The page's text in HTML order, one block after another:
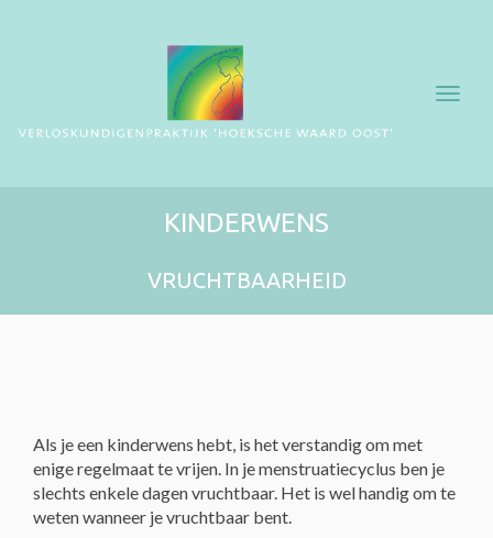
KINDERWENS
VRUCHTBAARHEID
Als je een kinderwens hebt, is het verstandig om met
enige regelmaat te vrijen. In je menstruatiecyclus ben je
slechts enkele dagen vruchtbaar. Het is wel handig om te
weten wanneer je vruchtbaar bent.